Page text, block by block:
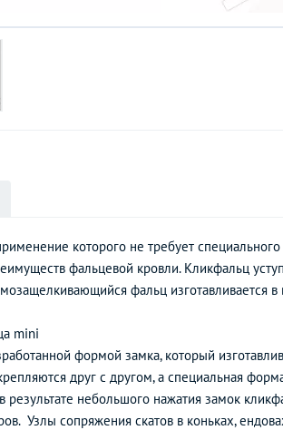
которого не требует
фальцевой кровли. Кликфальц
фальц изготавливается
mini
формой замка, который
друг с другом, а специальная
результате небольшого нажатия замок
Узлы сопряжения скатов в коньках,